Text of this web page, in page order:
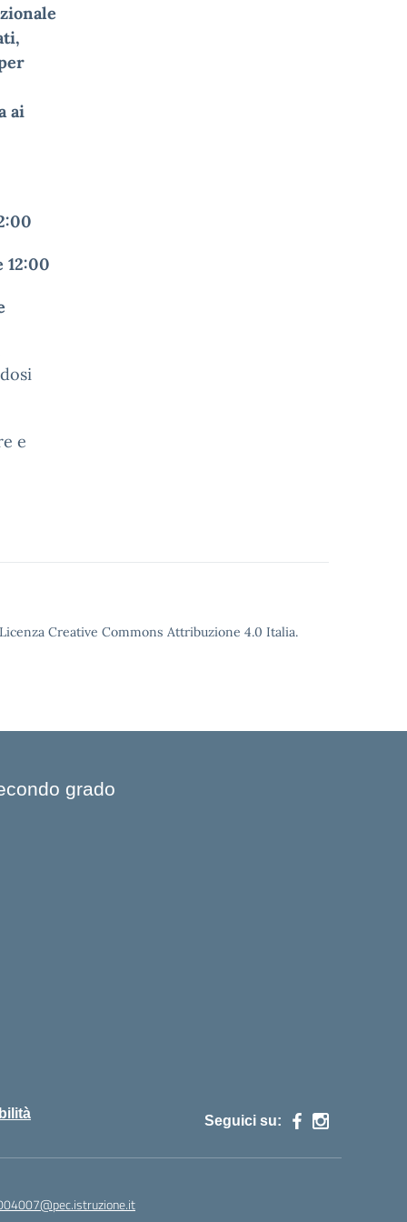
,
ai
12:00
e
Creative Commons Attribuzione 4.0 Italia.
grado
Seguici su: